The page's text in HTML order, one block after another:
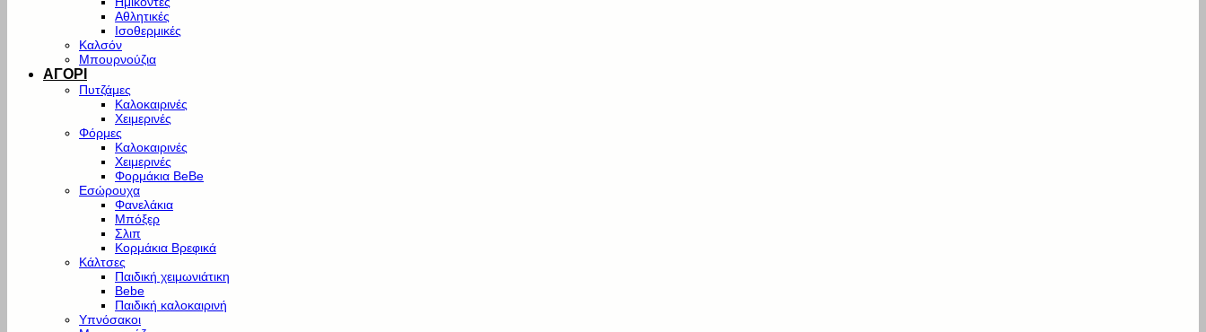
Αθλητικές
Ισοθερμικές
Καλσόν
Μπουρνούζια
ΑΓΟΡΙ
Πυτζάμες
Καλοκαιρινές
Χειμερινές
Φόρμες
Καλοκαιρινές
Χειμερινές
Φορμάκια BeBe
Εσώρουχα
Φανελάκια
Μπόξερ
Σλιπ
Κορμάκια Βρεφικά
Κάλτσες
Παιδική χειμωνιάτικη
Bebe
Παιδική καλοκαιρινή
Υπνόσακοι